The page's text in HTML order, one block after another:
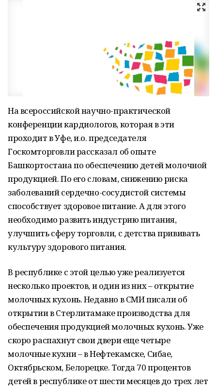
На всероссийской научно-практической
конференции кардиологов, которая в эти
проходит в Уфе, и.о. председателя
Госкомторговли рассказал об опыте
Башкортостана по обеспечению детей молочной
продукцией. По его словам, снижению риска
заболеваний сердечно-сосудистой системы
способствует здоровое питание. А для этого
необходимо развить индустрию питания,
улучшить сферу торговли, с детства прививать
культуру здорового питания.
В республике с этой целью уже реализуется
несколько проектов, и один из них – открытие
молочных кухонь. Недавно в СМИ писали об
открытии в Стерлитамаке производства для
обеспечения продукцией молочных кухонь. Уже
скоро распахнут свои двери еще четыре
молочные кухни – в Нефтекамске, Сибае,
Октябрьском, Белорецке. Тогда 70 процентов
детей в республике от шести месяцев до трех лет